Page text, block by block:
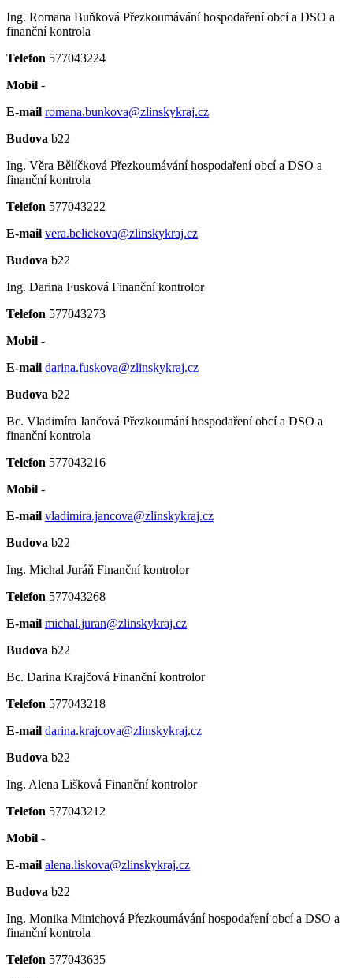
Ing. Romana Buňková Přezkoumávání hospodaření obcí a DSO a
finanční kontrola
Telefon 577043224
Mobil -
E-mail romana.bunkova@zlinskykraj.cz
Budova b22
Ing. Věra Bělíčková Přezkoumávání hospodaření obcí a DSO a
finanční kontrola
Telefon 577043222
E-mail vera.belickova@zlinskykraj.cz
Budova b22
Ing. Darina Fusková Finanční kontrolor
Telefon 577043273
Mobil -
E-mail darina.fuskova@zlinskykraj.cz
Budova b22
Bc. Vladimíra Jančová Přezkoumání hospodaření obcí a DSO a
finanční kontrola
Telefon 577043216
Mobil -
E-mail vladimira.jancova@zlinskykraj.cz
Budova b22
Ing. Michal Juráň Finanční kontrolor
Telefon 577043268
E-mail michal.juran@zlinskykraj.cz
Budova b22
Bc. Darina Krajčová Finanční kontrolor
Telefon 577043218
E-mail darina.krajcova@zlinskykraj.cz
Budova b22
Ing. Alena Lišková Finanční kontrolor
Telefon 577043212
Mobil -
E-mail alena.liskova@zlinskykraj.cz
Budova b22
Ing. Monika Minichová Přezkoumávání hospodaření obcí a DSO a
finanční kontrola
Telefon 577043635